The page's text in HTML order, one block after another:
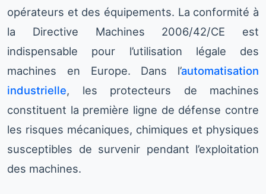
opérateurs et des équipements. La conformité à
la Directive Machines 2006/42/CE est
indispensable pour l’utilisation légale des
machines en Europe. Dans l’automatisation
industrielle, les protecteurs de machines
constituent la première ligne de défense contre
les risques mécaniques, chimiques et physiques
susceptibles de survenir pendant l’exploitation
des machines.